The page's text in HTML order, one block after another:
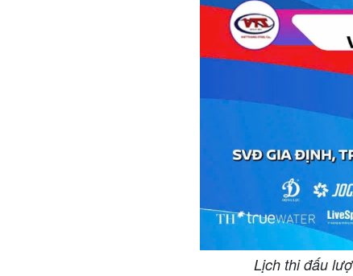
Lịch thi đấu